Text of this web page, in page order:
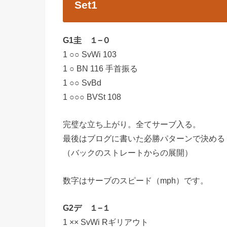
Set1
G1圭 １−０
1 ○○ SvWi 103
1 ○ BN 116 手首振る
1 ○○ SvBd
1 ○○○ BVSt 108
完璧な立ち上がり。全てサーブ入る。
最後はブログに書いた必勝パターンで決める
（バックのストレートからの展開）
数字はサーブのスピード（mph）です。
G2デ １−１
1 ×× SvWi Rギリアウト